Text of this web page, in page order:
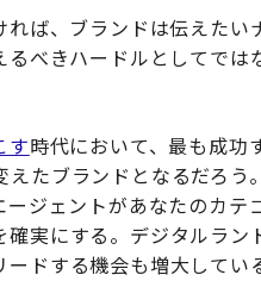
ば、ブランドは伝えたい
べきハードルとしてでは
す時代において、最も成功
たブランドとなるだろう
ジェントがあなたのカテ
実にする。デジタルラン
ドする機会も増大してい